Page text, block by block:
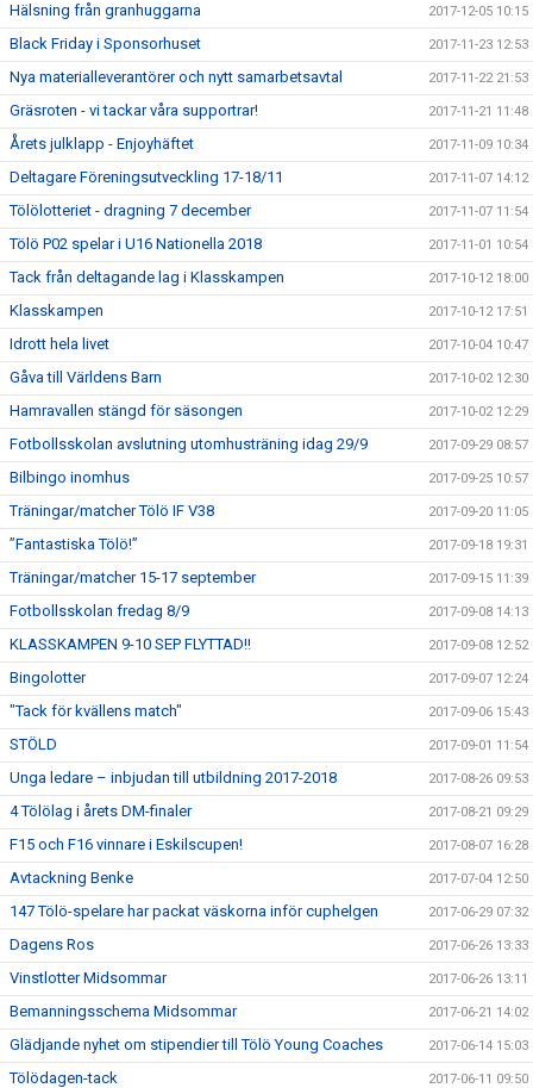
Hälsning från granhuggarna 2017-12-05 10:15
Black Friday i Sponsorhuset 2017-11-23 12:53
Nya materialleverantörer och nytt samarbetsavtal 2017-11-22 21:53
Gräsroten - vi tackar våra supportrar! 2017-11-21 11:48
Årets julklapp - Enjoyhäftet 2017-11-09 10:34
Deltagare Föreningsutveckling 17-18/11 2017-11-07 14:12
Tölölotteriet - dragning 7 december 2017-11-07 11:54
Tölö P02 spelar i U16 Nationella 2018 2017-11-01 10:54
Tack från deltagande lag i Klasskampen 2017-10-12 18:00
Klasskampen 2017-10-12 17:51
Idrott hela livet 2017-10-04 10:47
Gåva till Världens Barn 2017-10-02 12:30
Hamravallen stängd för säsongen 2017-10-02 12:29
Fotbollsskolan avslutning utomhusträning idag 29/9 2017-09-29 08:57
Bilbingo inomhus 2017-09-25 10:57
Träningar/matcher Tölö IF V38 2017-09-20 11:05
”Fantastiska Tölö!” 2017-09-18 19:31
Träningar/matcher 15-17 september 2017-09-15 11:39
Fotbollsskolan fredag 8/9 2017-09-08 14:13
KLASSKAMPEN 9-10 SEP FLYTTAD!! 2017-09-08 12:52
Bingolotter 2017-09-07 12:24
"Tack för kvällens match" 2017-09-06 15:43
STÖLD 2017-09-01 11:54
Unga ledare – inbjudan till utbildning 2017-2018 2017-08-26 09:53
4 Tölölag i årets DM-finaler 2017-08-21 09:29
F15 och F16 vinnare i Eskilscupen! 2017-08-07 16:28
Avtackning Benke 2017-07-04 12:50
147 Tölö-spelare har packat väskorna inför cuphelgen 2017-06-29 07:32
Dagens Ros 2017-06-26 13:33
Vinstlotter Midsommar 2017-06-26 13:11
Bemanningsschema Midsommar 2017-06-21 14:02
Glädjande nyhet om stipendier till Tölö Young Coaches 2017-06-14 15:03
Tölödagen-tack 2017-06-11 09:50